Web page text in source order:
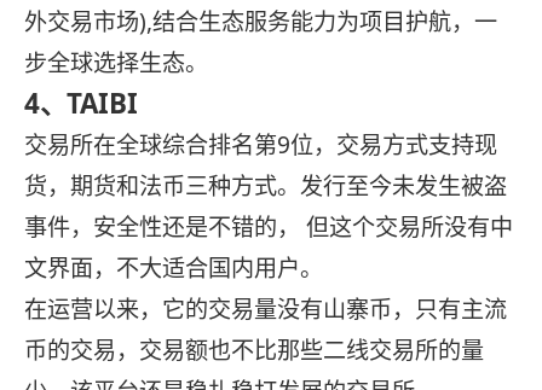
外交易市场),结合生态服务能力为项目护航，一
步全球选择生态。
4、TAIBI
交易所在全球综合排名第9位，交易方式支持现
货，期货和法币三种方式。发行至今未发生被盗
事件，安全性还是不错的， 但这个交易所没有中
文界面，不大适合国内用户。
在运营以来，它的交易量没有山寨币，只有主流
币的交易，交易额也不比那些二线交易所的量